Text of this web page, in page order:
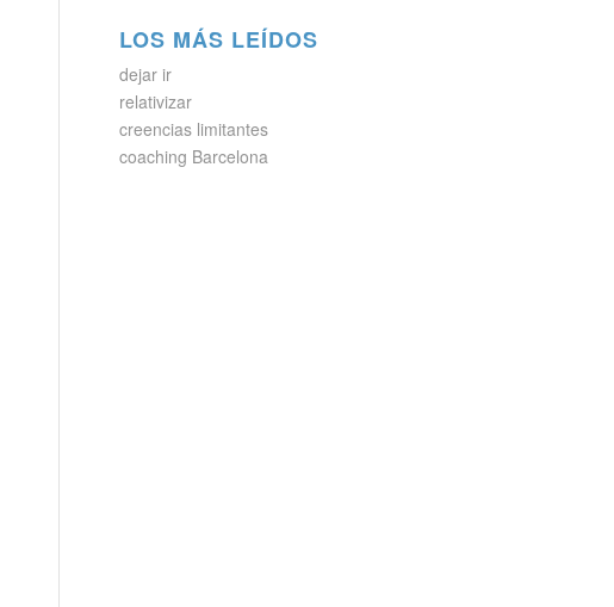
LOS MÁS LEÍDOS
dejar ir
relativizar
creencias limitantes
coaching Barcelona